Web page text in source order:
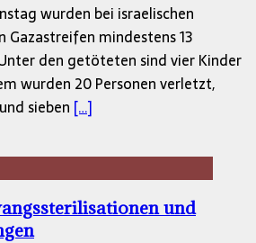
wurden bei israelischen
mindestens 13
den getöteten sind vier Kinder
wurden 20 Personen verletzt,
sieben […]
und